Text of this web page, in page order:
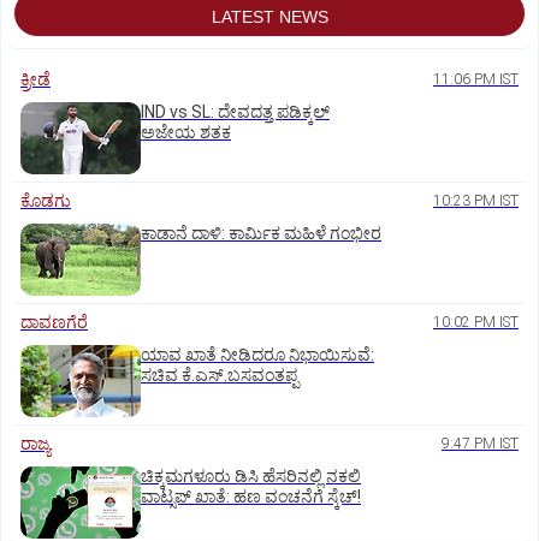
LATEST NEWS
ಕ್ರೀಡೆ 11:06 PM IST
IND vs SL: ದೇವದತ್ತ ಪಡಿಕ್ಕಲ್‌
ಅಜೇಯ ಶತಕ
ಕೊಡಗು 10:23 PM IST
ಕಾಡಾನೆ ದಾಳಿ: ಕಾರ್ಮಿಕ ಮಹಿಳೆ ಗಂಭೀರ
ದಾವಣಗೆರೆ 10:02 PM IST
ಯಾವ ಖಾತೆ ನೀಡಿದರೂ ನಿಭಾಯಿಸುವೆ:
ಸಚಿವ ಕೆ.ಎಸ್.ಬಸವಂತಪ್ಪ
ರಾಜ್ಯ 9:47 PM IST
ಚಿಕ್ಕಮಗಳೂರು ಡಿಸಿ ಹೆಸರಿನಲ್ಲಿ ನಕಲಿ
ವಾಟ್ಸಪ್ ಖಾತೆ: ಹಣ ವಂಚನೆಗೆ ಸ್ಕೆಚ್!